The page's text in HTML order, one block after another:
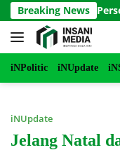
Langsung
ke
konten
Breaking News
Personel
iNPolitic iNUpdate
iNUpdate
Jelang Natal